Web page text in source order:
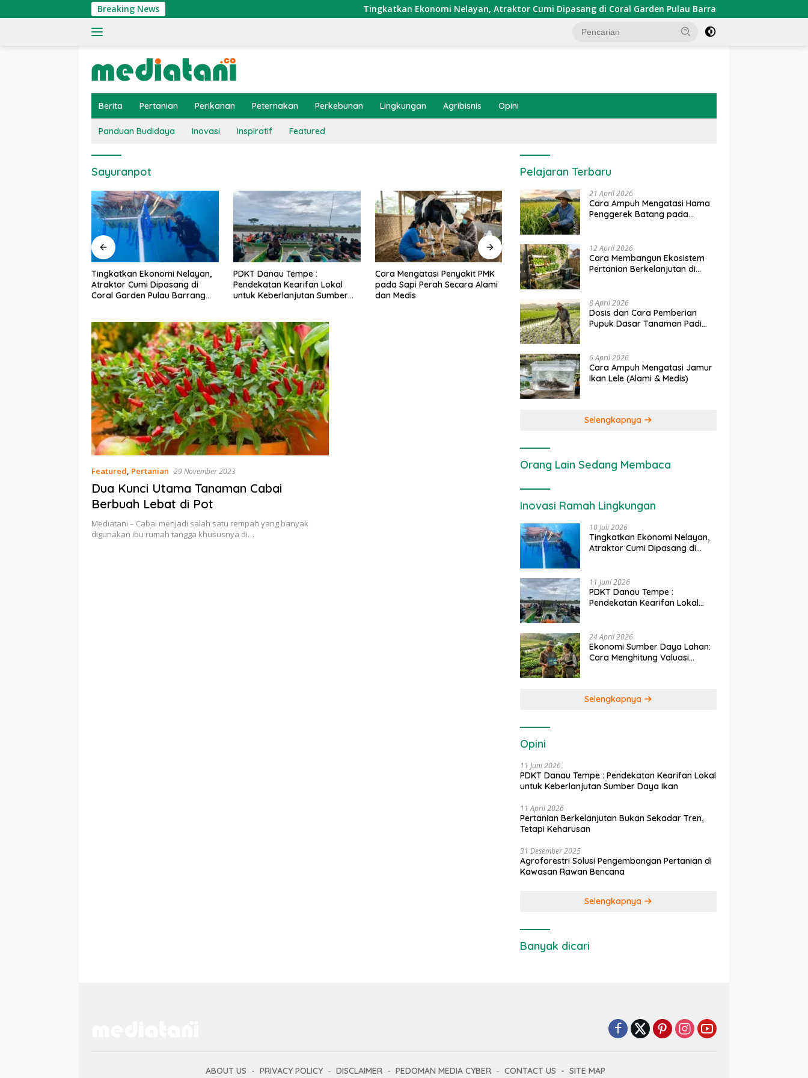
ke
Breaking News Tingkatkan Ekonomi Nelayan, Atraktor Cumi Dipasang di Coral Garden Pulau Barrang Caddi
Berita Pertanian Perikanan Peternakan Perkebunan Lingkungan Agribisnis Opini
Panduan Budidaya Inovasi Inspiratif Featured
Sayuranpot
PDKT Danau Tempe :
Pendekatan Kearifan Lokal
untuk Keberlanjutan Sumber
Cara Mengatasi Penyakit PMK
pada Sapi Perah Secara Alami
dan Medis
Dosis dan Cara Pemupukan
Tanaman Padi pada Fase
Vegetatif Aktif yang Tepat
Penerapan IoT dalam
Pertanian Modern di Indonesia
Ekonomi Sumber Daya Lahan:
Featured, Pertanian 29 November 2023
Dua Kunci Utama Tanaman Cabai
Berbuah Lebat di Pot
Mediatani – Cabai menjadi salah satu rempah yang banyak
digunakan ibu rumah tangga khususnya di…
Pelajaran Terbaru
21 April 2026
Cara Ampuh Mengatasi Hama
Penggerek Batang pada
12 April 2026
Cara Membangun Ekosistem
Pertanian Berkelanjutan di
8 April 2026
Dosis dan Cara Pemberian
Pupuk Dasar Tanaman Padi
6 April 2026
Cara Ampuh Mengatasi Jamur
Ikan Lele (Alami & Medis)
Selengkapnya
Orang Lain Sedang Membaca
Inovasi Ramah Lingkungan
10 Juli 2026
Tingkatkan Ekonomi Nelayan,
Atraktor Cumi Dipasang di
11 Juni 2026
PDKT Danau Tempe :
Pendekatan Kearifan Lokal
24 April 2026
Ekonomi Sumber Daya Lahan:
Cara Menghitung Valuasi
Selengkapnya
Opini
11 Juni 2026
PDKT Danau Tempe : Pendekatan Kearifan Lokal
untuk Keberlanjutan Sumber Daya Ikan
11 April 2026
Pertanian Berkelanjutan Bukan Sekadar Tren,
Tetapi Keharusan
31 Desember 2025
Agroforestri Solusi Pengembangan Pertanian di
Kawasan Rawan Bencana
Selengkapnya
Banyak dicari
ABOUT US PRIVACY POLICY DISCLAIMER PEDOMAN MEDIA CYBER CONTACT US SITE MAP